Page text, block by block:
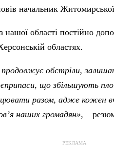
начальник
нашої області постійно
областях.
обстріли,
що збільшують
разом, адже кожен
наших громадян»,–
РЕКЛАМА